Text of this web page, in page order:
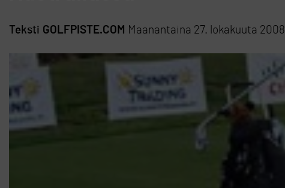
Teksti GOLFPISTE.COM Maanantaina 27. lokakuuta 2008